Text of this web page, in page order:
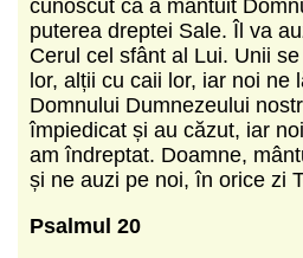
cunoscut că a mântuit
puterea dreptei Sale. Îl va
Cerul cel sfânt al Lui. Unii
lor, alții cu caii lor, iar noi ne
Domnului Dumnezeului
împiedicat și au căzut, iar
am îndreptat. Doamne,
și ne auzi pe noi, în orice zi
Psalmul 20